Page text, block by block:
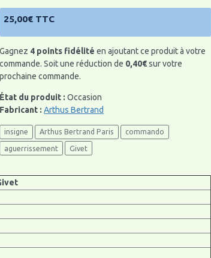
25,00€ TTC
Gagnez 4 points fidélité en ajoutant ce produit à votre
commande. Soit une réduction de 0,40€sur votre
prochaine commande.
État du produit : Occasion
Fabricant : Arthus Bertrand
insigne Arthus Bertrand Paris commando
aguerrissement Givet